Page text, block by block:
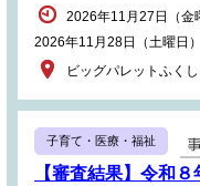
2026年11月27日（
2026年11月28日（土曜日
ビッグパレットふくし
子育て・医療・福祉
【審査結果】令和